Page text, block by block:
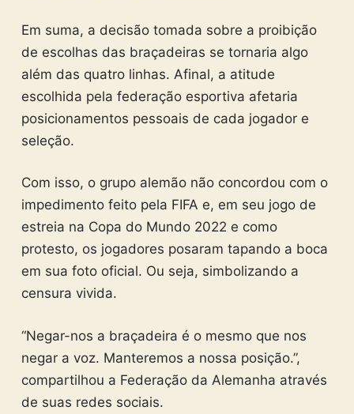
Em suma, a decisão tomada sobre a proibição
de escolhas das braçadeiras se tornaria algo
além das quatro linhas. Afinal, a atitude
escolhida pela federação esportiva afetaria
posicionamentos pessoais de cada jogador e
seleção.
Com isso, o grupo alemão não concordou com o
impedimento feito pela FIFA e, em seu jogo de
estreia na Copa do Mundo 2022 e como
protesto, os jogadores posaram tapando a boca
em sua foto oficial. Ou seja, simbolizando a
censura vivida.
“Negar-nos a braçadeira é o mesmo que nos
negar a voz. Manteremos a nossa posição.”,
compartilhou a Federação da Alemanha através
de suas redes sociais.